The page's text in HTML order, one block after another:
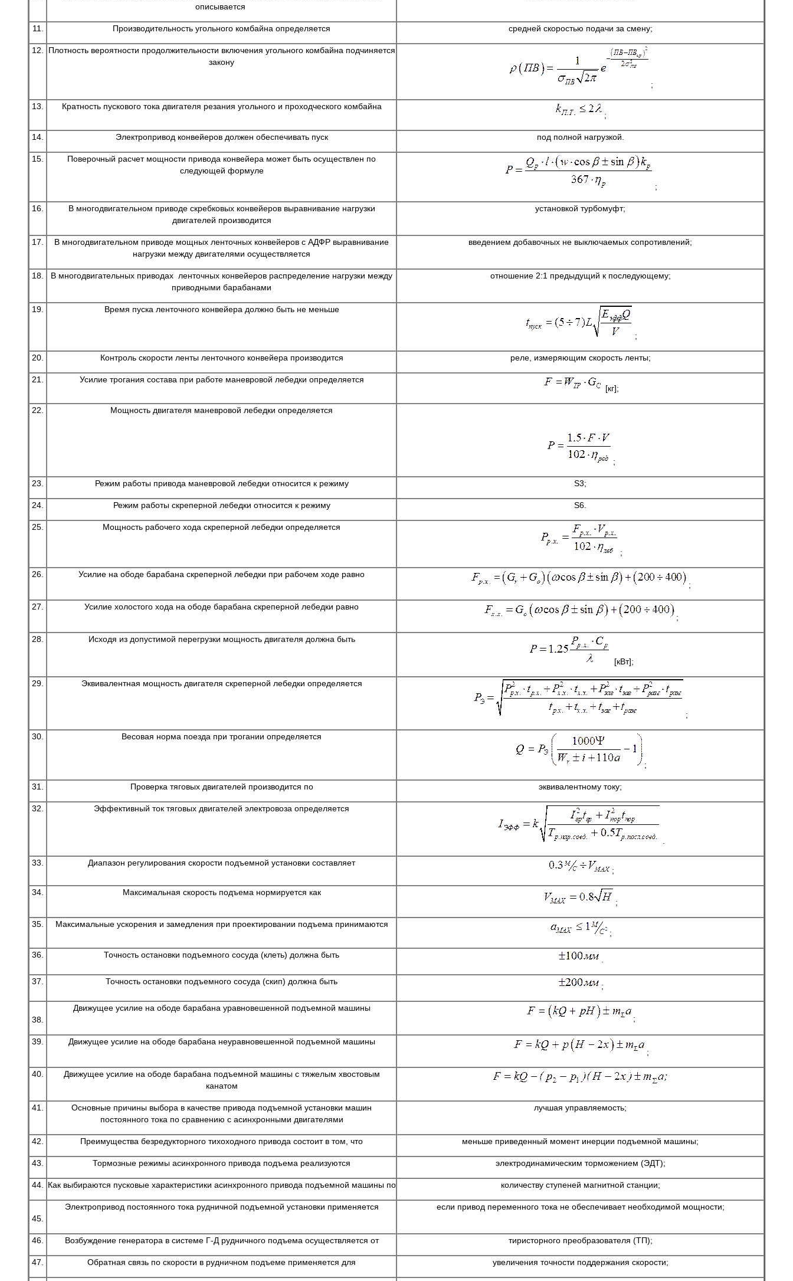
описывается
11. Производительность угольного комбайна определяется средней скоростью подачи за смену;
12.
Плотность вероятности продолжительности включения угольного комбайна подчиняется
закону
;
13.
Кратность пускового тока двигателя резания угольного и проходческого комбайна
;
14. Электропривод конвейеров должен обеспечивать пуск под полной нагрузкой.
15.
Поверочный расчет мощности привода конвейера может быть осуществлен по
следующей формуле
;
16.
В многодвигательном приводе скребковых конвейеров выравнивание нагрузки
двигателей производится
установкой турбомуфт;
17.
В многодвигательном приводе мощных ленточных конвейеров с АДФР выравнивание
нагрузки между двигателями осуществляется
введением добавочных не выключаемых сопротивлений;
18.
В многодвигательных приводах ленточных конвейеров распределение нагрузки между
приводными барабанами
отношение 2:1 предыдущий к последующему;
19. Время пуска ленточного конвейера должно быть не меньше
;
20. Контроль скорости ленты ленточного конвейера производится реле, измеряющим скорость ленты;
21.
Усилие трогания состава при работе маневровой лебедки определяется
[кг];
22. Мощность двигателя маневровой лебедки определяется
;
23. Режим работы привода маневровой лебедки относится к режиму S3;
24. Режим работы скреперной лебедки относится к режиму S6.
25. Мощность рабочего хода скреперной лебедки определяется
;
26.
Усилие на ободе барабана скреперной лебедки при рабочем ходе равно
;
27.
Усилие холостого хода на ободе барабана скреперной лебедки равно
;
28. Исходя из допустимой перегрузки мощность двигателя должна быть
[кВт];
29. Эквивалентная мощность двигателя скреперной лебедки определяется
;
30. Весовая норма поезда при трогании определяется
;
31. Проверка тяговых двигателей производится по эквивалентному току;
32. Эффективный ток тяговых двигателей электровоза определяется
33.
Диапазон регулирования скорости подъемной установки составляет
;
34.
Максимальная скорость подъема нормируется как
;
35.
Максимальные ускорения и замедления при проектировании подъема принимаются
;
36. Точность остановки подъемного сосуда (клеть) должна быть
37. Точность остановки подъемного сосуда (скип) должна быть ;
38.
Движущее усилие на ободе барабана уравновешенной подъемной машины
;
39.
Движущее усилие на ободе барабана неуравновешенной подъемной машины
;
40.
Движущее усилие на ободе барабана подъемной машины с тяжелым хвостовым
канатом
41.
Основные причины выбора в качестве привода подъемной установки машин
постоянного тока по сравнению с асинхронными двигателями
лучшая управляемость;
42. Преимущества безредукторного тихоходного привода состоит в том, что меньше приведенный момент инерции подъемной машины;
43. Тормозные режимы асинхронного привода подъема реализуются электродинамическим торможением (ЭДТ);
44. Как выбираются пусковые характеристики асинхронного привода подъемной машины по количеству ступеней магнитной станции;
45.
Электропривод постоянного тока рудничной подъемной установки применяется если привод переменного тока не обеспечивает необходимой мощности;
46. Возбуждение генератора в системе Г-Д рудничного подъема осуществляется от тиристорного преобразователя (ТП);
47. Обратная связь по скорости в рудничном подъеме применяется для увеличения точности поддержания скорости;